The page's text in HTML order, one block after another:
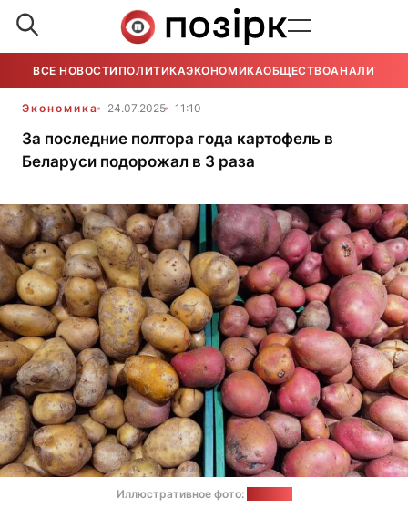
ВСЕ НОВОСТИ ПОЛИТИКАЭКОНОМИКАОБЩЕСТВОАНАЛИТИКА
Экономика 24.07.2025 11:10
За последние полтора года картофель в
Беларуси подорожал в 3 раза
Иллюстративное фото: